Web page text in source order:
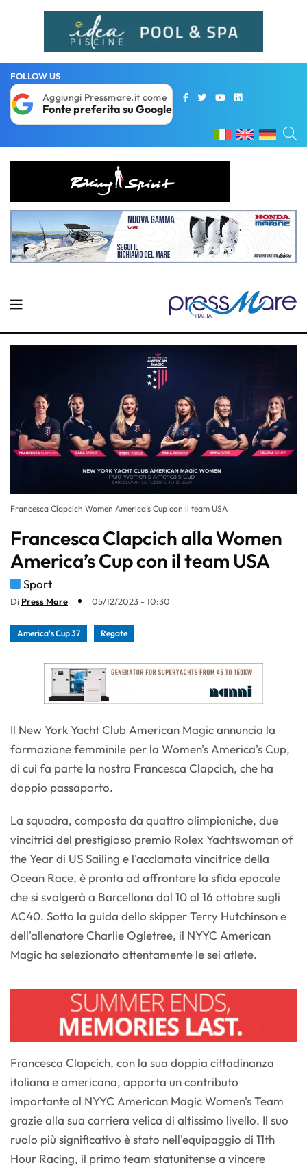
FOLLOW US
Aggiungi Pressmare.it come
Fonte preferita su Google
Francesca Clapcich Women America’s Cup con il team USA
Francesca Clapcich alla Women
America’s Cup con il team USA
Sport
Di Press Mare 05/12/2023 - 10:30
America's Cup 37 Regate
Il New York Yacht Club American Magic annuncia la
formazione femminile per la Women's America's Cup,
di cui fa parte la nostra Francesca Clapcich, che ha
doppio passaporto.
La squadra, composta da quattro olimpioniche, due
vincitrici del prestigioso premio Rolex Yachtswoman of
the Year di US Sailing e l'acclamata vincitrice della
Ocean Race, è pronta ad affrontare la sfida epocale
che si svolgerà a Barcellona dal 10 al 16 ottobre sugli
AC40. Sotto la guida dello skipper Terry Hutchinson e
dell'allenatore Charlie Ogletree, il NYYC American
Magic ha selezionato attentamente le sei atlete.
Francesca Clapcich, con la sua doppia cittadinanza
italiana e americana, apporta un contributo
importante al NYYC American Magic Women's Team
grazie alla sua carriera velica di altissimo livello. Il suo
ruolo più significativo è stato nell'equipaggio di 11th
Hour Racing, il primo team statunitense a vincere